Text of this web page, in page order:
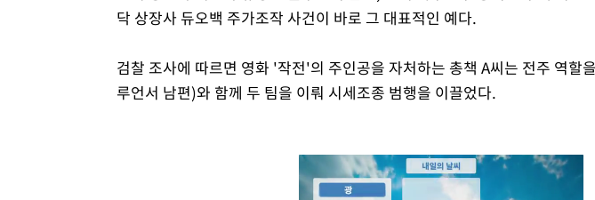
닥 상장사 듀오백 주가조작 사건이 바로 그 대표적인 예다.
검찰 조사에 따르면 영화 '작전'의 주인공을 자처하는 총책 A씨는 전주 역할
루언서 남편)와 함께 두 팀을 이뤄 시세조종 범행을 이끌었다.